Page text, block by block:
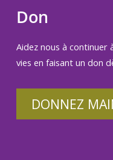
Don
Aidez nous à continuer
vies en faisant un don
DONNEZ